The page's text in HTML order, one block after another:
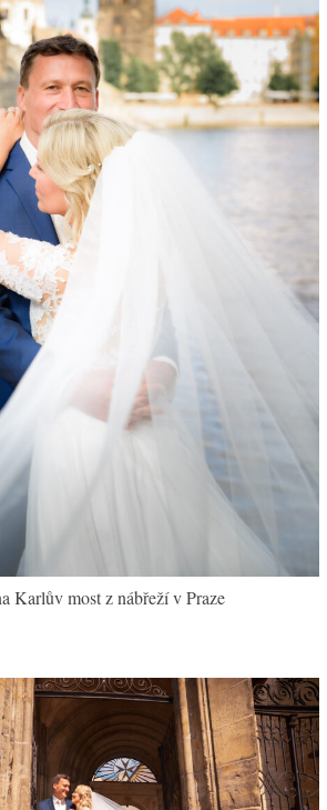
Karlův most z nábřeží v Praze